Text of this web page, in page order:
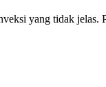
yang tidak